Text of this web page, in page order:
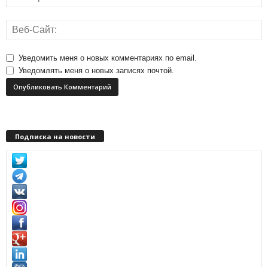
Уведомить меня о новых комментариях по email.
Уведомлять меня о новых записях почтой.
Подписка на новости